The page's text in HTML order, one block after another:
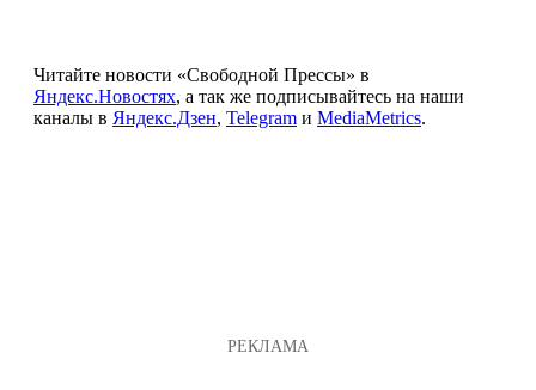
Читайте новости «Свободной Прессы» в
Яндекс.Новостях, а так же подписывайтесь на наши
каналы в Яндекс.Дзен, Telegram и MediaMetrics.